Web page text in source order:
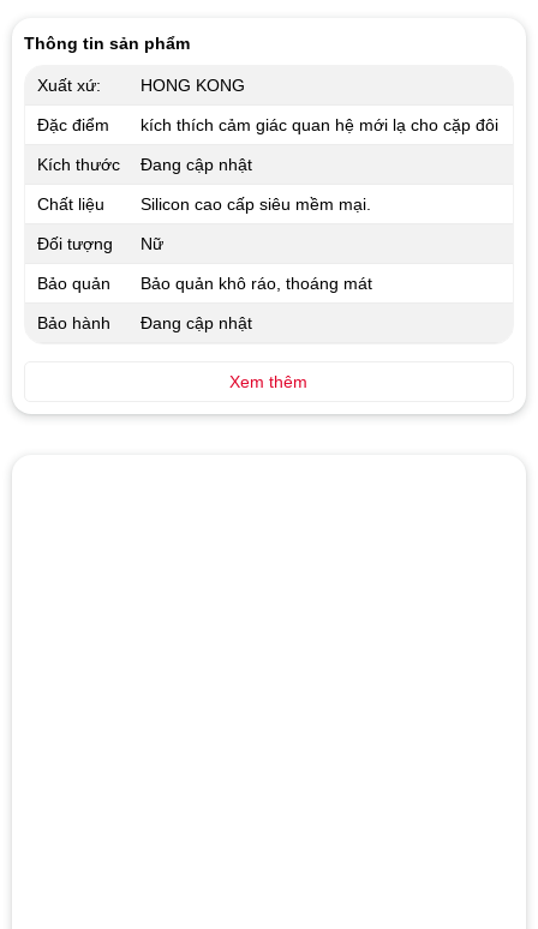
Thông tin sản phẩm
Xuất xứ: HONG KONG
Đặc điểm kích thích cảm giác quan hệ mới lạ cho cặp đôi
Kích thước Đang cập nhật
Chất liệu Silicon cao cấp siêu mềm mại.
Đối tượng Nữ
Bảo quản Bảo quản khô ráo, thoáng mát
Bảo hành Đang cập nhật
Xem thêm